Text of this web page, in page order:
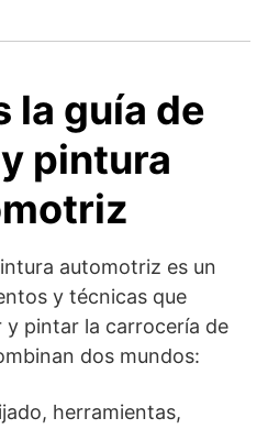
la guía de
pintura
automotriz es un
y técnicas que
pintar la carrocería de
dos mundos:
herramientas,